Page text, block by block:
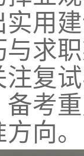
用
求
复
考
向。